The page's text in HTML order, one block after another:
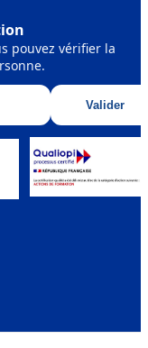
pouvez vérifier la
Valider